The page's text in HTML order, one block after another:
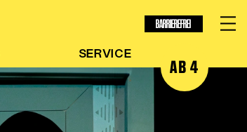
BARRIEREFREI
SERVICE
AB 4